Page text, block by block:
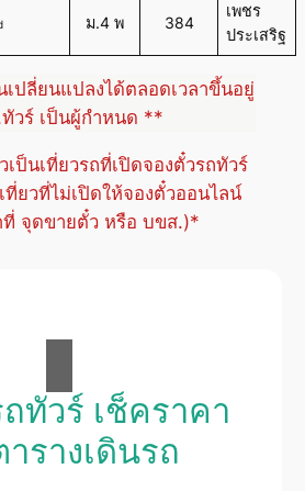
ม.4 พ 384
เพชร
ประเสริฐ
ปลี่ยนแปลงได้ตลอดเวลาขึ้นอยู่
วร์ เป็นผู้กำหนด **
เป็นเที่ยวรถที่เปิดจองตั๋วรถทัวร์
ที่ยวที่ไม่เปิดให้จองตั๋วออนไลน์
ที่ จุดขายตั๋ว หรือ บขส.)*
ทัวร์ เช็คราคา
รางเดินรถ